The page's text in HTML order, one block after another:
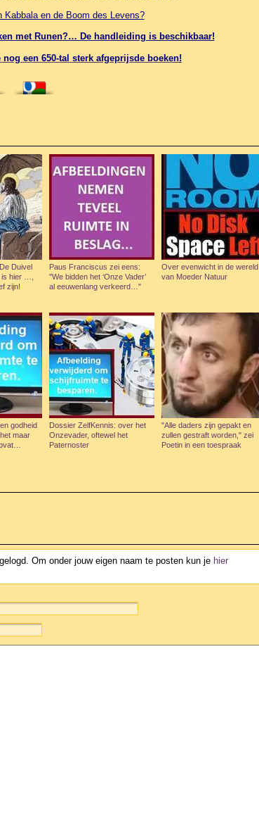
Kabbala en de Boom des Levens?
met Runen?… De handleiding is beschikbaar!
een 650-tal sterk afgeprijsde boeken!
Duivel
hier …,
zijn!
Paus Franciscus zei eens:
"We bidden het ‘Onze Vader’
al eeuwenlang verkeerd…"
Over evenwicht in de wereld
van Moeder Natuur
godheid
maar
Dossier ZelfKennis: over het
Onzevader, oftewel het
Paternoster
"Alle daders zijn gepakt en
zullen gestraft worden," zei
Poetin in een toespraak
Om onder jouw eigen naam te posten kun je hier